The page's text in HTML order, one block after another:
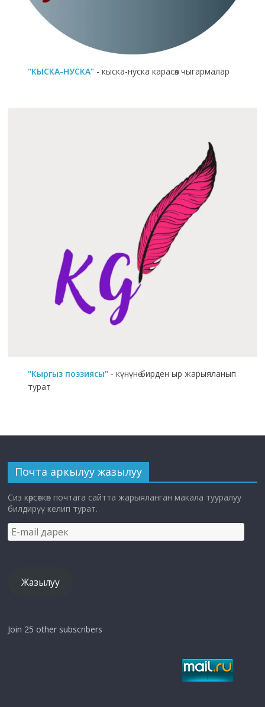
"КЫСКА-НУСКА" - кыска-нуска карасөз чыгармалар
"Кыргыз поэзиясы" - күнүнө бирден ыр жарыяланып
турат
Почта аркылуу жазылуу
Сиз көрсөткөн почтага сайтта жарыяланган макала тууралуу
билдирүү келип турат.
E-
mail
Жазылуу
Join 25 other subscribers